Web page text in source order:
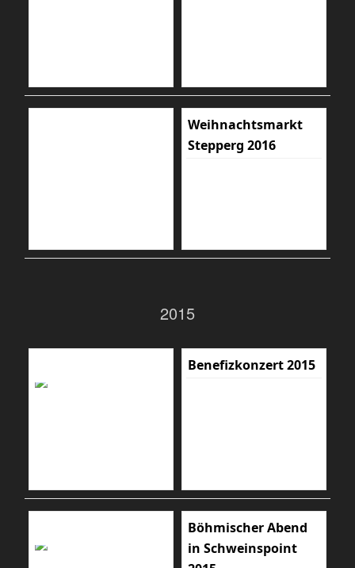
Weihnachtsmarkt
Stepperg 2016
2015
Benefizkonzert 2015
Böhmischer Abend
in Schweinspoint